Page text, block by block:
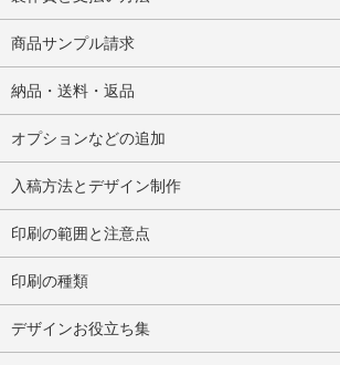
商品サンプル請求
納品・送料・返品
オプションなどの追加
入稿方法とデザイン制作
印刷の範囲と注意点
印刷の種類
デザインお役立ち集